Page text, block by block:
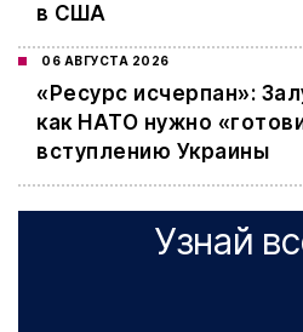
в США
06 АВГУСТА 2026
«Ресурс исчерпан»:
как НАТО нужно
вступлению Украины
Узнай